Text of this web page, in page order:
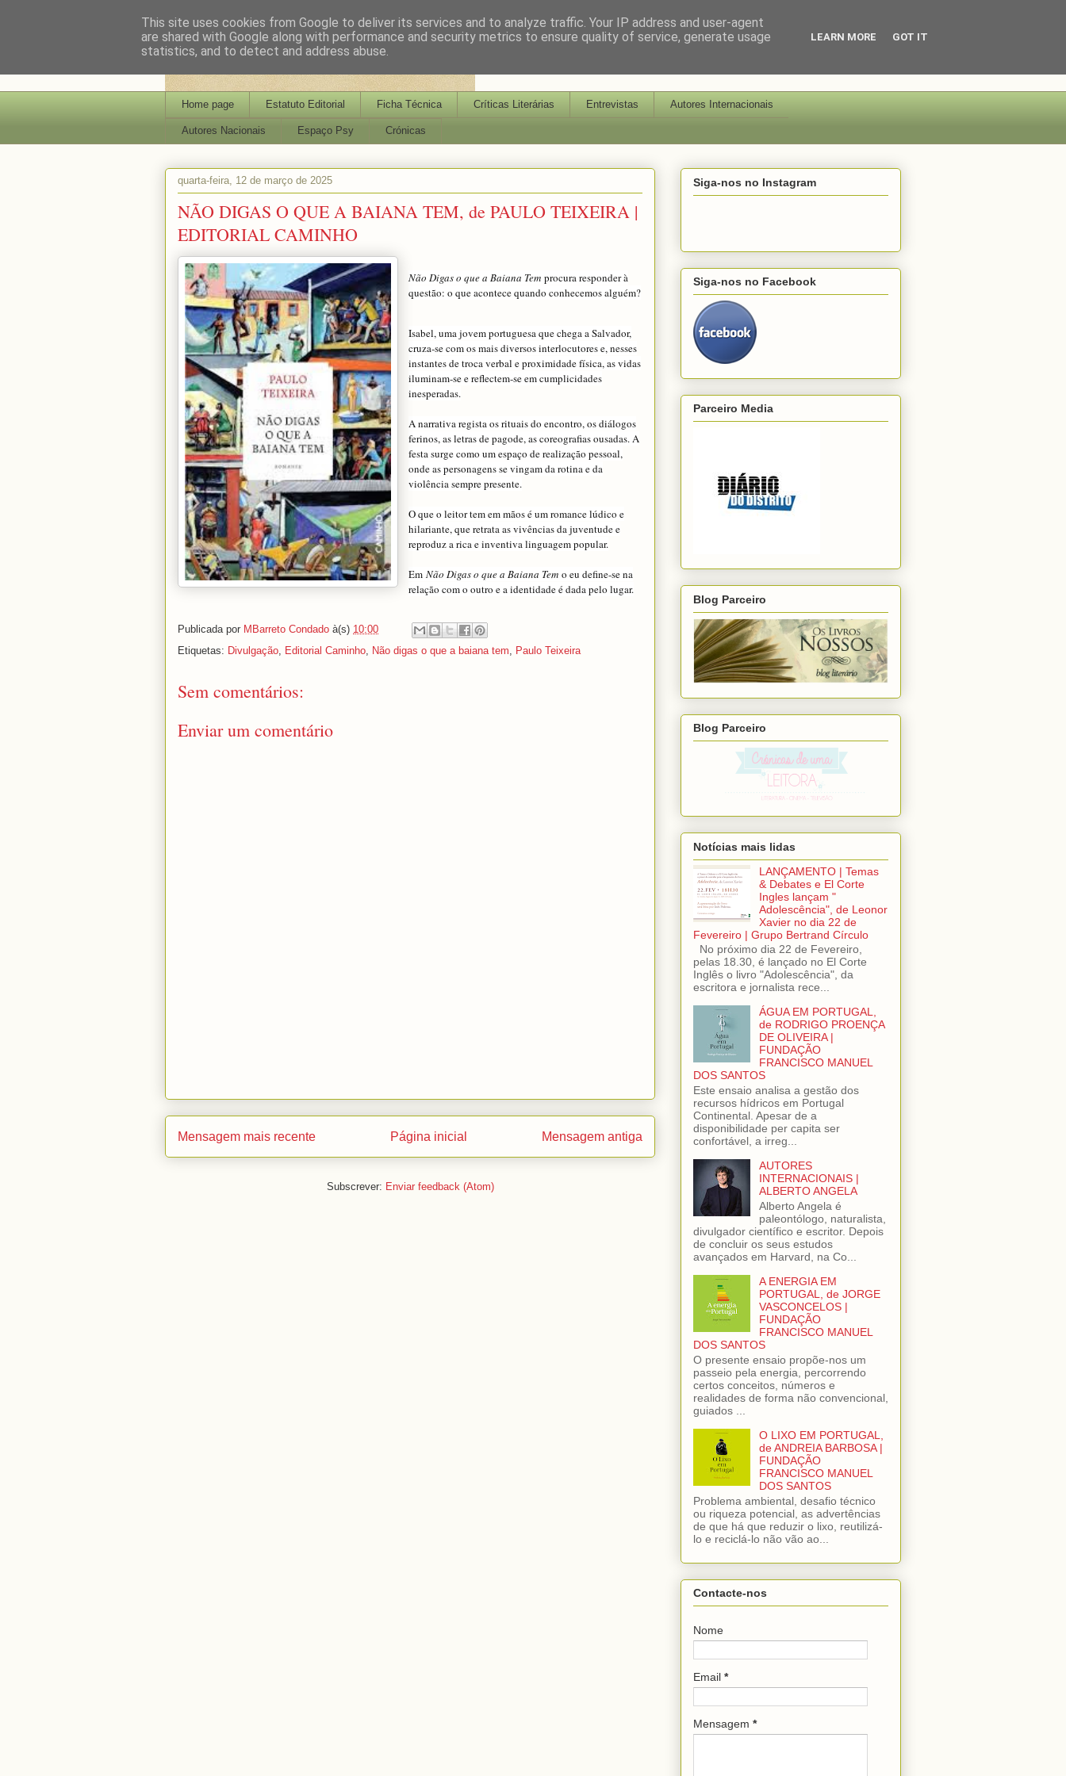
Home page Estatuto Editorial Ficha Técnica Críticas Literárias Entrevistas Autores Internacionais
Autores Nacionais Espaço Psy Crónicas
quarta-feira, 12 de março de 2025
NÃO DIGAS O QUE A BAIANA TEM, de PAULO TEIXEIRA |
EDITORIAL CAMINHO
Não Digas o que a Baiana Tem procura responder à
questão: o que acontece quando conhecemos alguém?
Isabel, uma jovem portuguesa que chega a Salvador,
cruza-se com os mais diversos interlocutores e, nesses
instantes de troca verbal e proximidade física, as vidas
iluminam-se e reflectem-se em cumplicidades
inesperadas.
A narrativa regista os rituais do encontro, os diálogos
ferinos, as letras de pagode, as coreografias ousadas. A
festa surge como um espaço de realização pessoal,
onde as personagens se vingam da rotina e da
violência sempre presente.
O que o leitor tem em mãos é um romance lúdico e
hilariante, que retrata as vivências da juventude e
reproduz a rica e inventiva linguagem popular.
Em Não Digas o que a Baiana Tem o eu define-se na
relação com o outro e a identidade é dada pelo lugar.
Publicada por MBarreto Condado à(s) 10:00
Etiquetas: Divulgação, Editorial Caminho, Não digas o que a baiana tem, Paulo Teixeira
Sem comentários:
Enviar um comentário
Mensagem mais recente Mensagem antiga
Página inicial
Subscrever: Enviar feedback (Atom)
Siga-nos no Instagram
Siga-nos no Facebook
Parceiro Media
Blog Parceiro
Blog Parceiro
Notícias mais lidas
LANÇAMENTO | Temas
& Debates e El Corte
Ingles lançam "
Adolescência", de Leonor
Xavier no dia 22 de
Fevereiro | Grupo Bertrand Círculo
No próximo dia 22 de Fevereiro,
pelas 18.30, é lançado no El Corte
Inglês o livro "Adolescência", da
escritora e jornalista rece...
ÁGUA EM PORTUGAL,
de RODRIGO PROENÇA
DE OLIVEIRA |
FUNDAÇÃO
FRANCISCO MANUEL
DOS SANTOS
Este ensaio analisa a gestão dos
recursos hídricos em Portugal
Continental. Apesar de a
disponibilidade per capita ser
confortável, a irreg...
AUTORES
INTERNACIONAIS |
ALBERTO ANGELA
Alberto Angela é
paleontólogo, naturalista,
divulgador científico e escritor. Depois
de concluir os seus estudos
avançados em Harvard, na Co...
A ENERGIA EM
PORTUGAL, de JORGE
VASCONCELOS |
FUNDAÇÃO
FRANCISCO MANUEL
DOS SANTOS
O presente ensaio propõe-nos um
passeio pela energia, percorrendo
certos conceitos, números e
realidades de forma não convencional,
guiados ...
O LIXO EM PORTUGAL,
de ANDREIA BARBOSA |
FUNDAÇÃO
FRANCISCO MANUEL
DOS SANTOS
Problema ambiental, desafio técnico
ou riqueza potencial, as advertências
de que há que reduzir o lixo, reutilizá-
lo e reciclá-lo não vão ao...
Contacte-nos
Nome
Email *
Mensagem *
This site uses cookies from Google to deliver its services and to analyze traffic. Your IP address and user-agent
are shared with Google along with performance and security metrics to ensure quality of service, generate usage
statistics, and to detect and address abuse.
LEARN MORE GOT IT